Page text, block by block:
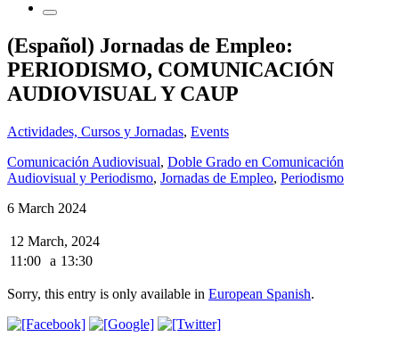
(Español) Jornadas de Empleo:
PERIODISMO, COMUNICACIÓN
AUDIOVISUAL Y CAUP
Actividades, Cursos y Jornadas, Events
Comunicación Audiovisual, Doble Grado en Comunicación
Audiovisual y Periodismo, Jornadas de Empleo, Periodismo
6 March 2024
12 March, 2024
11:00 a 13:30
Sorry, this entry is only available in European Spanish.